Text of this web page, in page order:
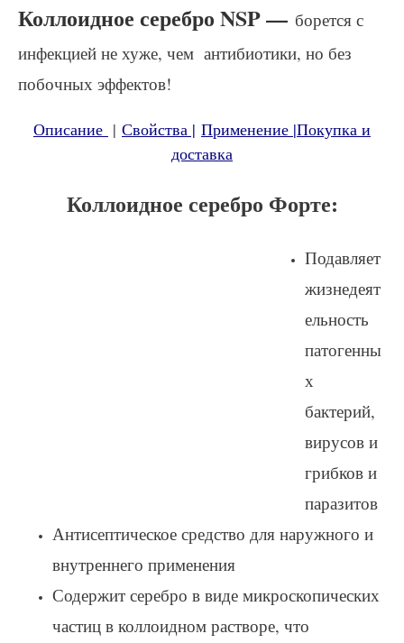
Коллоидное серебро NSP — борется с
инфекцией не хуже, чем антибиотики, но без
побочных эффектов!
Описание | Свойства | Применение |Покупка и
доставка
Коллоидное серебро Форте:
Подавляет
жизнедеят
ельность
патогенны
х
бактерий,
вирусов и
грибков и
паразитов
Антисептическое средство для наружного и
внутреннего применения
Содержит серебро в виде микроскопических
частиц в коллоидном растворе, что